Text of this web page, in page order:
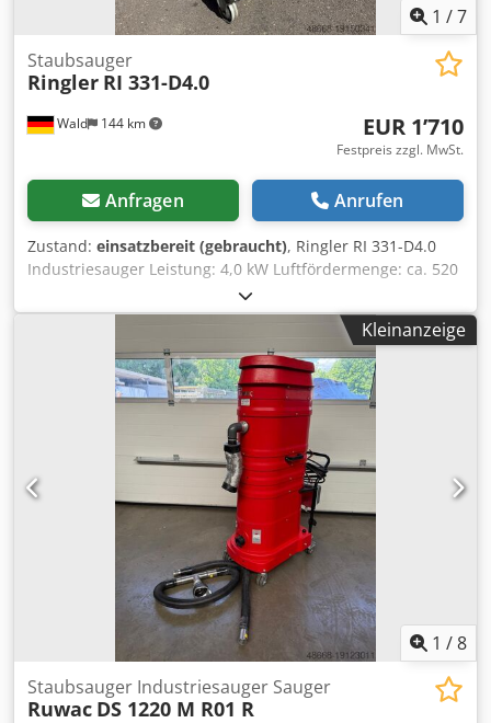
1 /7
Wald 144 km
Staubsauger
Ringler RI 331-D4.0
EUR 1’710
Festpreis zzgl. MwSt.
Anfragen Anrufen
Zustand: einsatzbereit (gebraucht), Ringler RI 331-D4.0
Industriesauger Leistung: 4,0 kW Luftfördermenge: ca. 520
m³/h Maximaler Unterdruck: 26 kPa Rüttelmotor
Beschreibung wurde übernommen Sie können gerne zu
einer Besichtigung vorbeikommen. Gerne können wir für
Sie eine Kostengünstige Spedition organisieren! Sie
erhalten eine ordentliche Rechnung. Für Ausländische
Kunden kann auch eine Nettorechnung erstellt werden.
Vorraussetzung ist eine gültige Ust.Indent.Nr.
Zwischenverkauf vorbehalten. Besuchen Sie unseren Shop
und sehen Sie sich auch unsere weiteren Angebote an.
Credpewkqugefx Agkef Angegebene Firmennamen und
Warenzeichen sind Eigentum Ihrer Inhaber und dienen
lediglich zur Identifikation und Beschreibung der Produkte.
Abweichungen von technischen Daten sowie Irrtümer in
der Beschreibung des Artikels können passieren und
bleiben vorbehalten.
Kleinanzeige
1 /8
Staubsauger Industriesauger Sauger
Ruwac DS 1220 M R01 R